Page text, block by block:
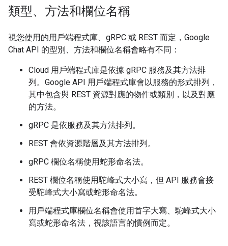
類型、方法和欄位名稱
視您使用的用戶端程式庫、gRPC 或 REST 而定，Google
Chat API 的型別、方法和欄位名稱會略有不同：
Cloud 用戶端程式庫是依據 gRPC 服務及其方法排
列。Google API 用戶端程式庫會以服務的形式排列，
其中包含與 REST 資源對應的物件或類別，以及對應
的方法。
gRPC 是依服務及其方法排列。
REST 會依資源階層及其方法排列。
gRPC 欄位名稱使用蛇形命名法。
REST 欄位名稱使用駝峰式大小寫，但 API 服務會接
受駝峰式大小寫或蛇形命名法。
用戶端程式庫欄位名稱會使用首字大寫、駝峰式大小
寫或蛇形命名法，視該語言的慣例而定。